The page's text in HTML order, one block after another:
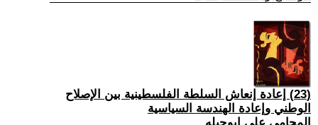
(23) إعادة إنعاش السلطة الفلسطينية بين الإصلاح
الوطني وإعادة الهندسة السياسية